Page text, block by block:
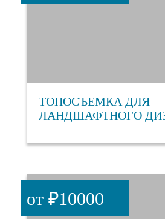
ТОПОСЪЕМКА ДЛЯ
ЛАНДШАФТНОГО
от ₽10000